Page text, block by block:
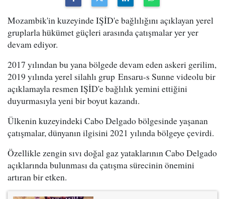
Mozambik'in kuzeyinde IŞİD'e bağlılığını açıklayan yerel
gruplarla hükümet güçleri arasında çatışmalar yer yer
devam ediyor.
2017 yılından bu yana bölgede devam eden askeri gerilim,
2019 yılında yerel silahlı grup Ensaru-s Sunne videolu bir
açıklamayla resmen IŞİD'e bağlılık yemini ettiğini
duyurmasıyla yeni bir boyut kazandı.
Ülkenin kuzeyindeki Cabo Delgado bölgesinde yaşanan
çatışmalar, dünyanın ilgisini 2021 yılında bölgeye çevirdi.
Özellikle zengin sıvı doğal gaz yataklarının Cabo Delgado
açıklarında bulunması da çatışma sürecinin önemini
artıran bir etken.